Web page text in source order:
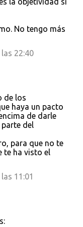
No tengo más
22:40
de los
haya un pacto
de darle
parte del
para que no te
te ha visto el
11:01